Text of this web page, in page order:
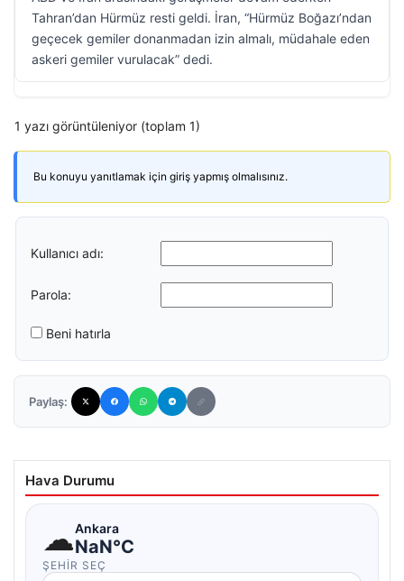
Tahran’dan Hürmüz resti geldi. İran, “Hürmüz Boğazı’ndan
geçecek gemiler donanmadan izin almalı, müdahale eden
askeri gemiler vurulacak” dedi.
1 yazı görüntüleniyor (toplam 1)
Bu konuyu yanıtlamak için giriş yapmış olmalısınız.
Kullanıcı adı:
Parola:
Beni hatırla
Paylaş:
Hava Durumu
☁Ankara
NaN°C
ŞEHIR SEÇ